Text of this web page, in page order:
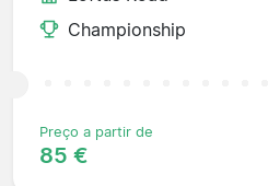
Championship
Preço a partir de
85 €